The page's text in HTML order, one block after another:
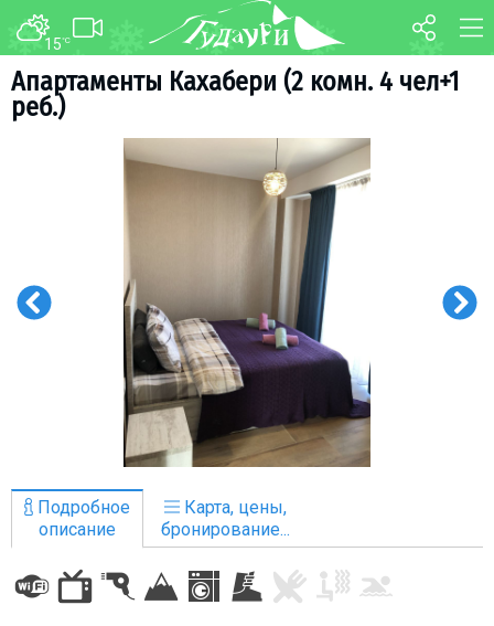
15°C
Апартаменты Кахабери (2 комн. 4 чел+1
реб.)
Подробное
описание
Карта, цены,
бронирование...
ФОРУМ КАРТА
ТРАНСФЕР
Схема трасс
Ски-пасс
Ски-сервис
Дети в Гудаури
Развлечения
Календарь событий
Телеграм-канал
ПРОЖИВАНИЕ